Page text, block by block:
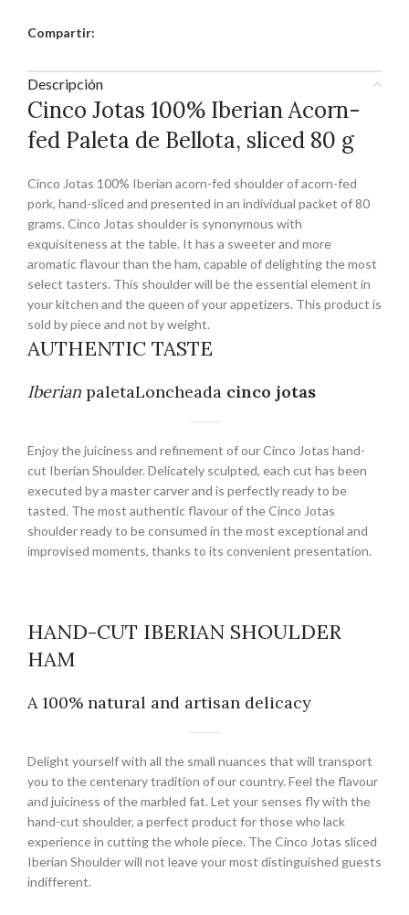
Compartir:
Descripción
Cinco Jotas 100% Iberian Acorn-
fed Paleta de Bellota, sliced 80 g
Cinco Jotas 100% Iberian acorn-fed shoulder of acorn-fed
pork, hand-sliced and presented in an individual packet of 80
grams. Cinco Jotas shoulder is synonymous with
exquisiteness at the table. It has a sweeter and more
aromatic flavour than the ham, capable of delighting the most
select tasters. This shoulder will be the essential element in
your kitchen and the queen of your appetizers. This product is
sold by piece and not by weight.
AUTHENTIC TASTE
Iberian paletaLoncheada cinco jotas
Enjoy the juiciness and refinement of our Cinco Jotas hand-
cut Iberian Shoulder. Delicately sculpted, each cut has been
executed by a master carver and is perfectly ready to be
tasted. The most authentic flavour of the Cinco Jotas
shoulder ready to be consumed in the most exceptional and
improvised moments, thanks to its convenient presentation.
HAND-CUT IBERIAN SHOULDER
HAM
A 100% natural and artisan delicacy
Delight yourself with all the small nuances that will transport
you to the centenary tradition of our country. Feel the flavour
and juiciness of the marbled fat. Let your senses fly with the
hand-cut shoulder, a perfect product for those who lack
experience in cutting the whole piece. The Cinco Jotas sliced
Iberian Shoulder will not leave your most distinguished guests
indifferent.